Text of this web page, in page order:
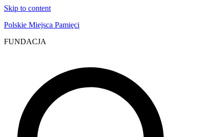
Skip to content
Polskie Miejsca Pamięci
FUNDACJA